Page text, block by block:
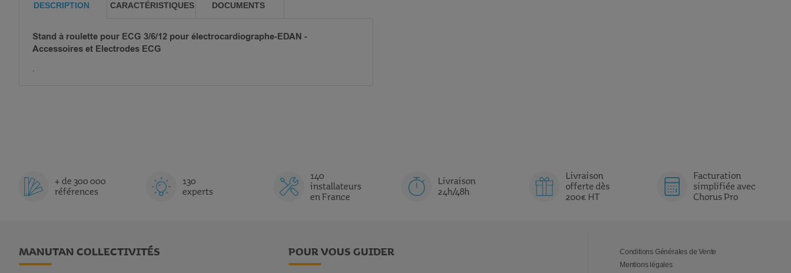
DESCRIPTION
Stand à roulette pour ECG 3/6/12 pour électrocardiographe-EDAN -
Accessoires et Electrodes ECG
CARACTÉRISTIQUES DOCUMENTS
+ de 300 000
références
130
experts
140
installateurs
en France
Livraison
24h/48h
Livraison
offerte dès
200€ HT
Facturation
simplifiée avec
Chorus Pro
MANUTAN COLLECTIVITÉS POUR VOUS GUIDER
Conditions Générales de Vente
Mentions légales